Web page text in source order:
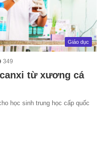
Giáo dục
349
từ xương cá
học sinh trung học cấp quốc